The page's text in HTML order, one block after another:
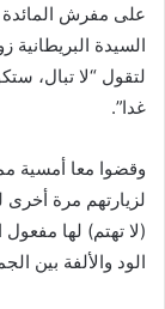
على مفرش
السيدة
لتقول “لا تبال،
غدا”.
وقضوا معا أمسية
لزيارتهم مرة أخرى
(لا تهتم) لها
الود والألفة بين